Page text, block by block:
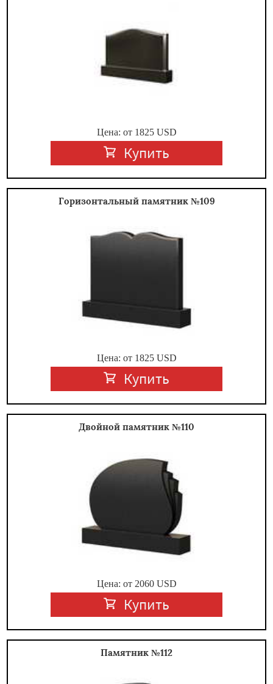
Цена: от 1825USD
Купить
Горизонтальный памятник №109
Цена: от 1825USD
Купить
Двойной памятник №110
Цена: от 2060USD
Купить
Памятник №112